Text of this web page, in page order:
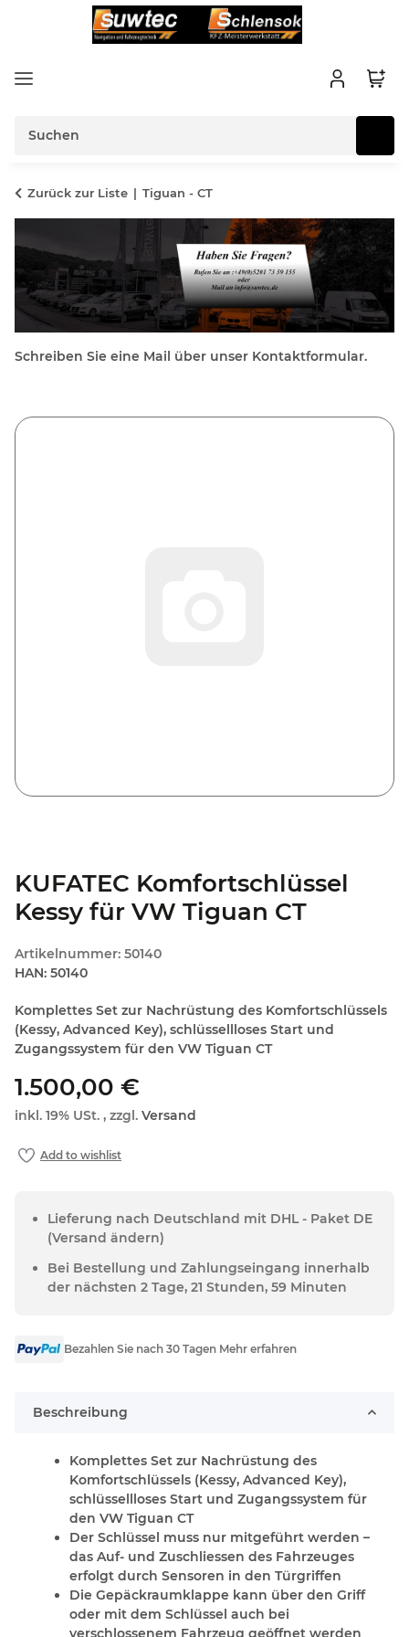
Zurück zur Liste Tiguan - CT
Schreiben Sie eine Mail über unser Kontaktformular.
KUFATEC Komfortschlüssel
Kessy für VW Tiguan CT
Artikelnummer: 50140
HAN: 50140
Komplettes Set zur Nachrüstung des Komfortschlüssels
(Kessy, Advanced Key), schlüssellloses Start und
Zugangssystem für den VW Tiguan CT
1.500,00 €
inkl. 19% USt. , zzgl. Versand
Lieferung nach Deutschland mit DHL - Paket DE
(Versand ändern)
Bei Bestellung und Zahlungseingang innerhalb
der nächsten 2 Tage, 21 Stunden, 59 Minuten
Bezahlen Sie nach 30 Tagen Mehr erfahren
Beschreibung
Komplettes Set zur Nachrüstung des
Komfortschlüssels (Kessy, Advanced Key),
schlüssellloses Start und Zugangssystem für
den VW Tiguan CT
Der Schlüssel muss nur mitgeführt werden –
das Auf- und Zuschliessen des Fahrzeuges
erfolgt durch Sensoren in den Türgriffen
Die Gepäckraumklappe kann über den Griff
oder mit dem Schlüssel auch bei
verschlossenem Fahrzeug geöffnet werden